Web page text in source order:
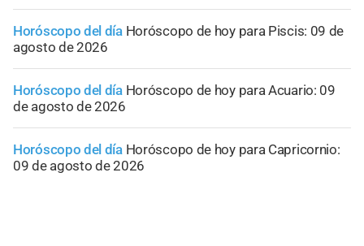
Horóscopo del día Horóscopo de hoy para Piscis: 09 de
agosto de 2026
Horóscopo del día Horóscopo de hoy para Acuario: 09
de agosto de 2026
Horóscopo del día Horóscopo de hoy para Capricornio:
09 de agosto de 2026